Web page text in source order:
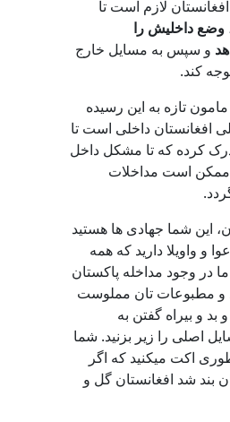
لازم است تا
وضع داخليش را
و سپس به مسايل خارج
كند.
تازه به این رسیده
افغانستان داخلی است تا
کرده که تا مشکل داخل
است مداخلات
این شما جهادی ها هستید
و واویلا دارید که همه
در وجود مداخله پاکستان
و مطبوعات تان مملوست
بد و بیراه گفتن به
اصلی را زیر بزنید. شما
اکت میکنید که اگر
بند شد افغانستان گل و